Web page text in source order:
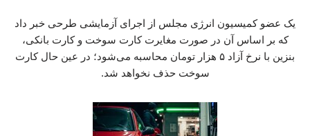
یک عضو کمیسیون انرژی مجلس از اجرای آزمایشی طرحی خبر داد
که بر اساس آن در صورت مغایرت کارت سوخت و کارت بانکی،
بنزین با نرخ آزاد ۵ هزار تومان محاسبه می‌شود؛ در عین حال کارت
سوخت حذف نخواهد شد.